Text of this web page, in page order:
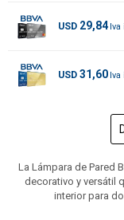
USD 29,84
USD 31,60
La Lámpara de Pared
decorativo y versátil
interior para